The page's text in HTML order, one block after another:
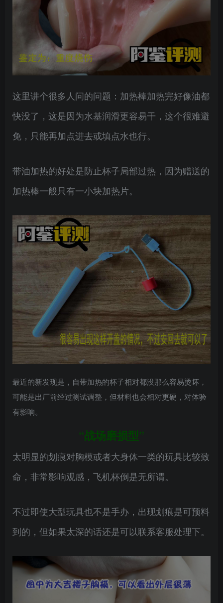
这里讲个很多人问的问题：加热棒加热完好像油都
快没了，这是因为水基润滑更容易干，这个很难避
免，只能再加点进去或填点水也行。
带油加热的好处是防止杯子局部过热，因为赠送的
加热棒一般只有一小块加热片。
最近的新发现是，自带加热的杯子相对都没那么容易烫坏，
可能是出厂前经过测试调整，但材料也会相对更硬，对体验
有影响。
“战场磨损型”
太明显的划痕对胸模或者大身体一类的玩具比较致
命，非常影响观感，飞机杯倒是无所谓。
不过即使大型玩具也不是手办，出现划痕是可预料
到的，但如果太深的话还是可以联系客服处理下。